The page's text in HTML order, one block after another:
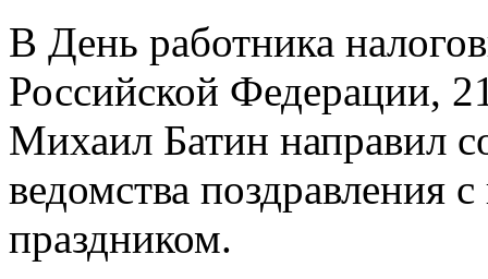
В День работника
Российской Федерации,
Михаил Батин направил
ведомства поздравления
праздником.